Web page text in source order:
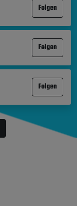
Folgen
Folgen
Folgen